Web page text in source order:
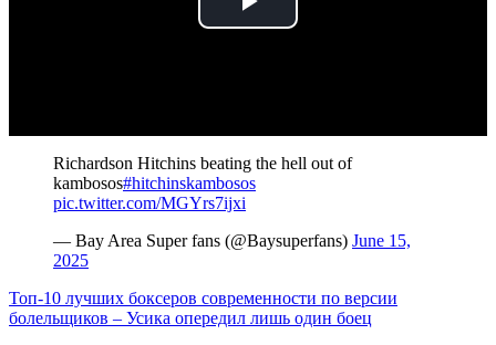
Play
Richardson Hitchins beating the hell out of
kambosos#hitchinskambosos
pic.twitter.com/MGYrs7ijxi
— Bay Area Super fans (@Baysuperfans) June 15,
2025
Топ-10 лучших боксеров современности по версии
болельщиков – Усика опередил лишь один боец